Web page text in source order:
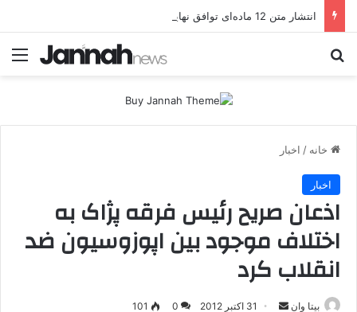
انتشار متن 12 ماده‌ای توافق نهایی بین ترکیه و پ.ک.ک
خانه / اخبار
اخبار
اذعان صریح رئیس فرقه پژاک به
اختلاف موجود بین اپوزوسیون ضد
انقلاب کرد
بیتا وان 31 اکتبر 2012 0
101